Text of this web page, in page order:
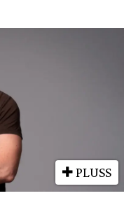
PLUSS